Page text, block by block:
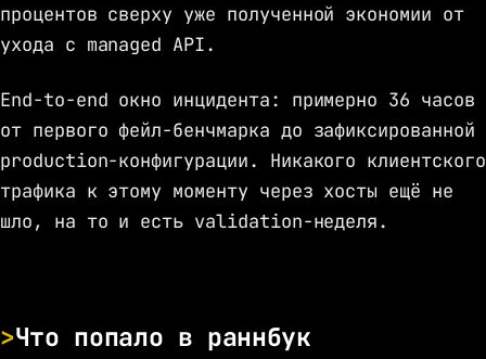
процентов сверху уже полученной экономии от
ухода с managed API.
End-to-end окно инцидента: примерно 36 часов
от первого фейл-бенчмарка до зафиксированной
production-конфигурации. Никакого клиентского
трафика к этому моменту через хосты ещё не
шло, на то и есть validation-неделя.
Что попало в раннбук